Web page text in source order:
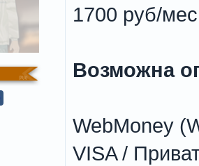
1700 руб/мес
Возможна
WebMoney
VISA /